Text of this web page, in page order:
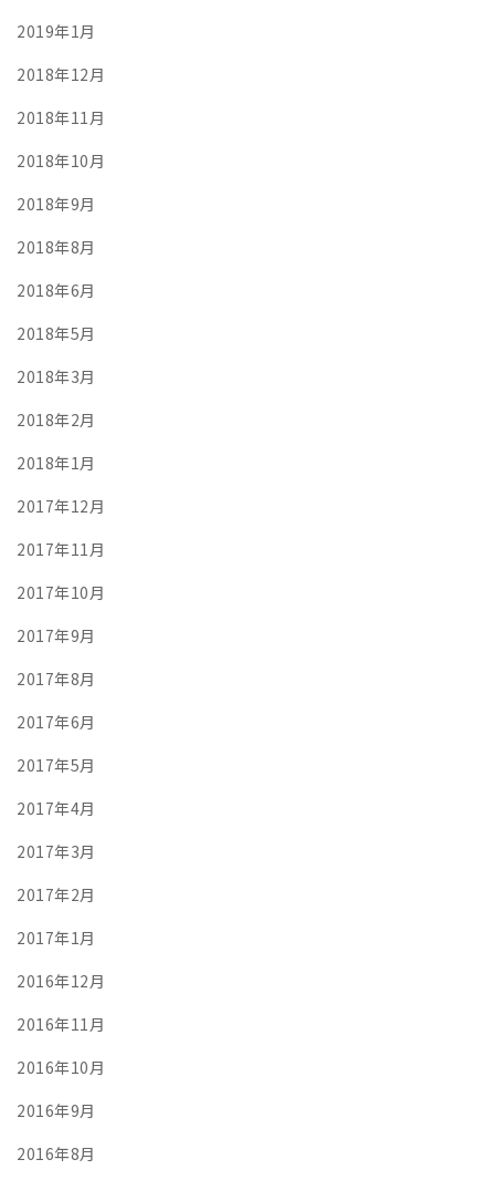
2019年1月
2018年12月
2018年11月
2018年10月
2018年9月
2018年8月
2018年6月
2018年5月
2018年3月
2018年2月
2018年1月
2017年12月
2017年11月
2017年10月
2017年9月
2017年8月
2017年6月
2017年5月
2017年4月
2017年3月
2017年2月
2017年1月
2016年12月
2016年11月
2016年10月
2016年9月
2016年8月